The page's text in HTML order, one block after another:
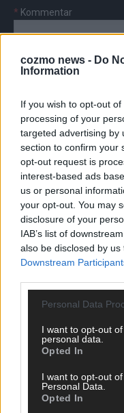
cozmo news - Do
Information
If you wish to opt-out
processing of your
targeted advertising by
section to confirm your
opt-out request is
interest-based ads
us or personal
your opt-out. You may
disclosure of your
IAB’s list of
also be disclosed by
Downstream
Personal Data
I want to opt-out
personal data.
Opted In
I want to opt-out
Personal Data.
Opted In
* Kommentar
Vor- und Nachname
E-Mail